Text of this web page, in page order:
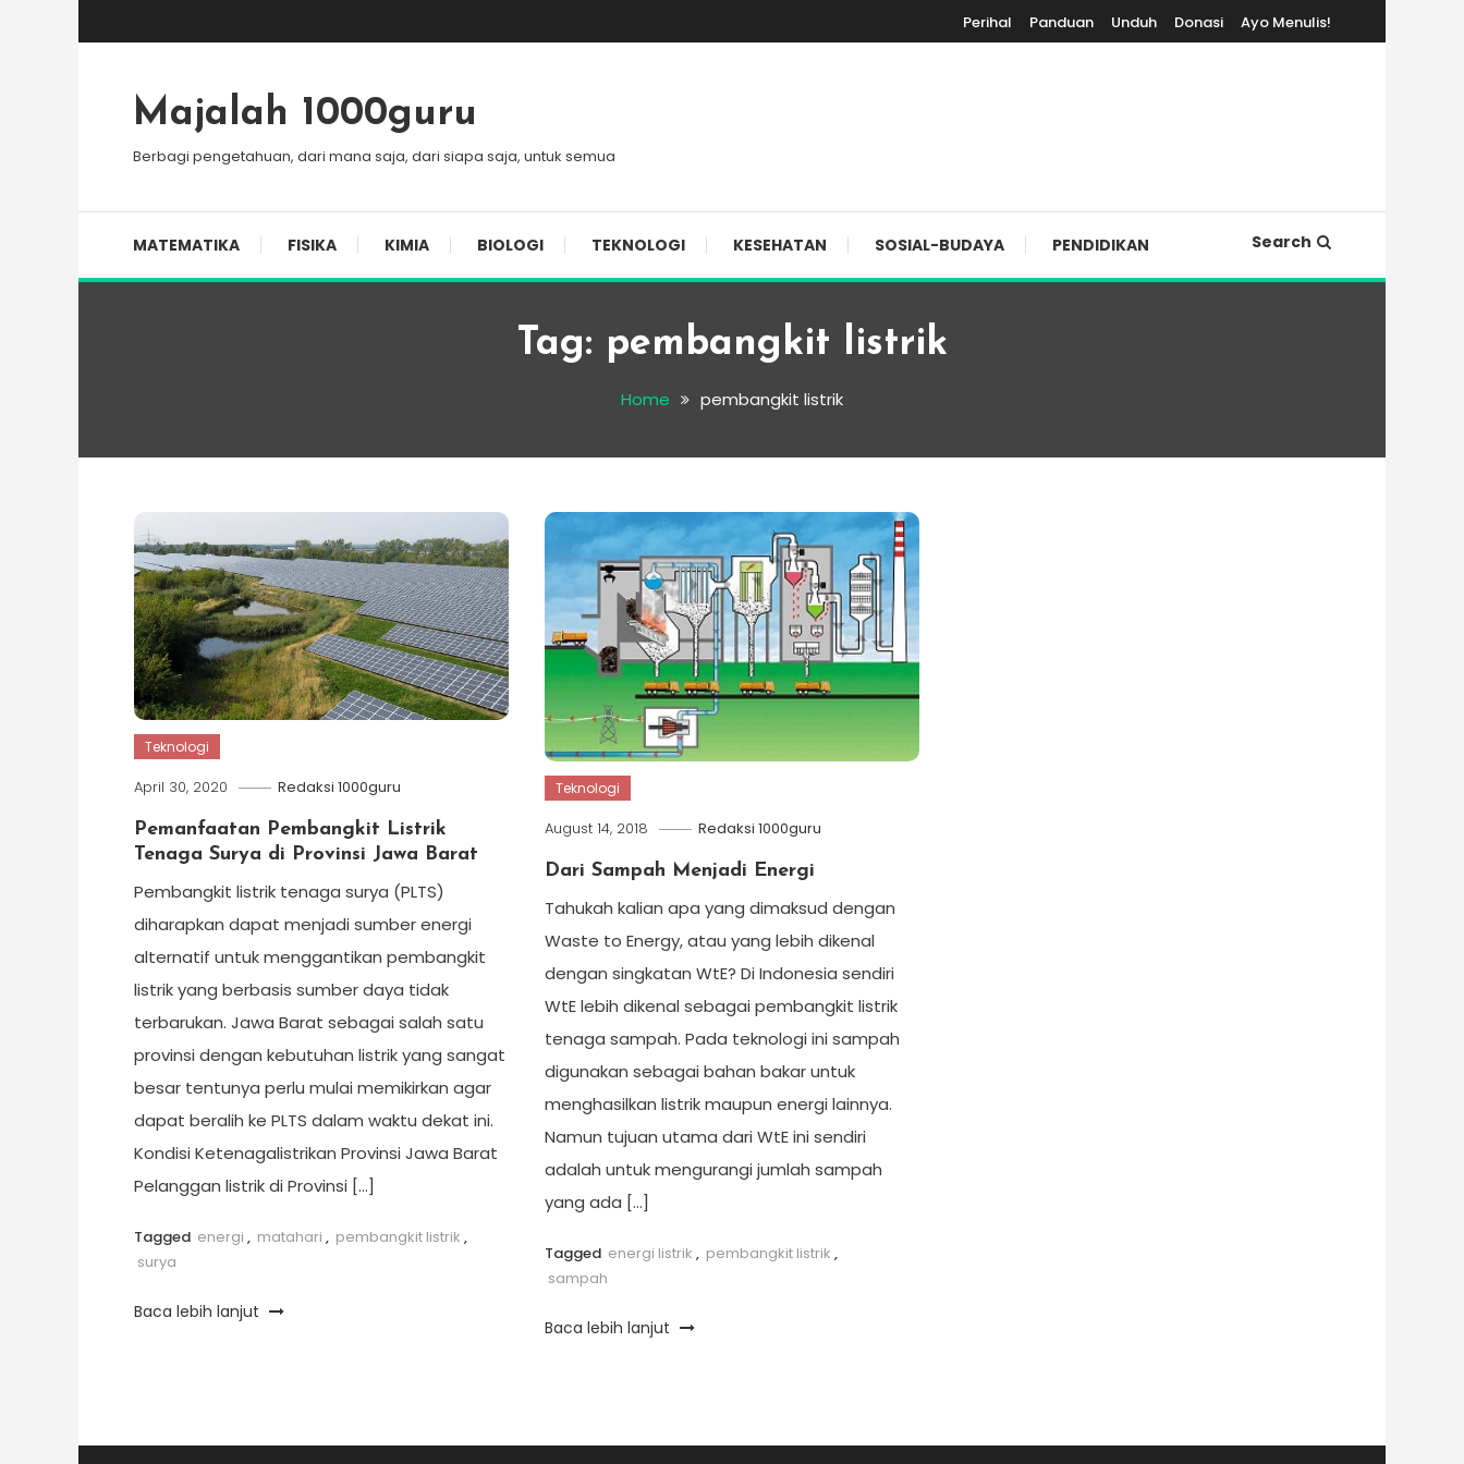
To
Perihal Panduan Unduh Donasi Ayo Menulis!
Majalah 1000guru
Berbagi pengetahuan, dari mana saja, dari siapa saja, untuk semua
MATEMATIKA FISIKA KIMIA BIOLOGI TEKNOLOGI KESEHATAN SOSIAL-BUDAYA PENDIDIKAN Search
Tag: pembangkit listrik
Home pembangkit listrik
Teknologi
April 30, 2020 Redaksi 1000guru
Pemanfaatan Pembangkit Listrik
Tenaga Surya di Provinsi Jawa Barat
Pembangkit listrik tenaga surya (PLTS)
diharapkan dapat menjadi sumber energi
alternatif untuk menggantikan pembangkit
listrik yang berbasis sumber daya tidak
terbarukan. Jawa Barat sebagai salah satu
provinsi dengan kebutuhan listrik yang sangat
besar tentunya perlu mulai memikirkan agar
dapat beralih ke PLTS dalam waktu dekat ini.
Kondisi Ketenagalistrikan Provinsi Jawa Barat
Pelanggan listrik di Provinsi […]
Tagged energi , matahari , pembangkit listrik ,
surya
Baca lebih lanjut
Teknologi
August 14, 2018 Redaksi 1000guru
Dari Sampah Menjadi Energi
Tahukah kalian apa yang dimaksud dengan
Waste to Energy, atau yang lebih dikenal
dengan singkatan WtE? Di Indonesia sendiri
WtE lebih dikenal sebagai pembangkit listrik
tenaga sampah. Pada teknologi ini sampah
digunakan sebagai bahan bakar untuk
menghasilkan listrik maupun energi lainnya.
Namun tujuan utama dari WtE ini sendiri
adalah untuk mengurangi jumlah sampah
yang ada […]
Tagged energi listrik , pembangkit listrik ,
sampah
Baca lebih lanjut